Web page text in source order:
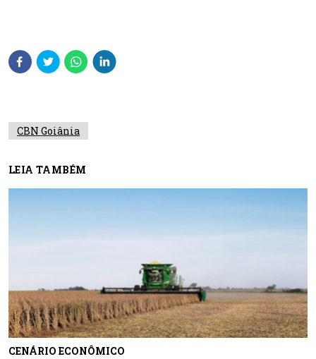
CBN Goiânia
LEIA TAMBÉM
CENÁRIO ECONÔMICO